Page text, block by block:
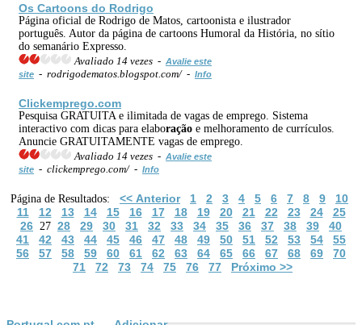
Os Cartoons do Rodrigo
Página oficial de Rodrigo de Matos, cartoonista e ilustrador
português. Autor da página de cartoons Humoral da História, no sítio
do semanário Expresso.
Avaliado 14 vezes - Avalie este
site - rodrigodematos.blogspot.com/ - Info
Clickemprego.com
Pesquisa GRATUITA e ilimitada de vagas de emprego. Sistema
interactivo com dicas para elaboração e melhoramento de currículos.
Anuncie GRATUITAMENTE vagas de emprego.
Avaliado 14 vezes - Avalie este
site - clickemprego.com/ - Info
Página de Resultados: << Anterior 1 2 3 4 5 6 7 8 9
10
11
12 13 14 15 16 17 18 19 20 21 22 23 24
25
26 27 28 29 30 31 32 33 34 35 36 37 38 39
40
41
42 43 44 45 46 47 48 49 50 51 52 53 54
55
56
57 58 59 60 61 62 63 64 65 66 67 68 69
70
71
72 73 74 75 76 77 Próximo >>